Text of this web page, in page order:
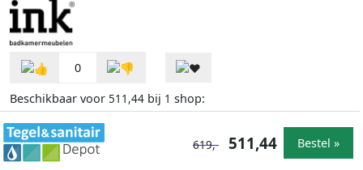
0
Beschikbaar voor 511,44 bij 1 shop:
619,- 511,44 Bestel »